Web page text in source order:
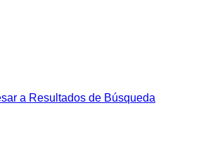
a Resultados de Búsqueda